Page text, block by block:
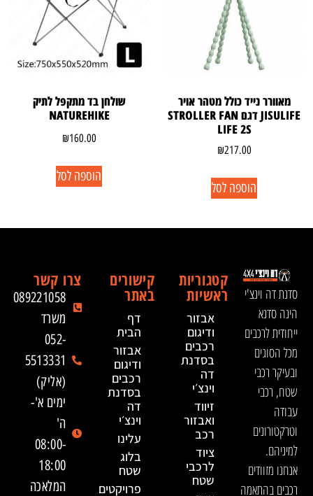
מאוורר נייד כולל מטהר אויר
JISULIFE דגם STROLLER FAN
LIFE 2S
₪217.00
הוספה לסל
שולחן בד מתקפל לתיק
NATUREHIKE
₪160.00
הוספה לסל
סדנת דה וינצ'י
הינה סדנא
ייחודית לרכבים
מכל הסוגים
ובעיקר רכבי
שטח, רכבי
עבודה
וטרקטורונים
למיניהם.
אנחנו מזוודים
רכבים בהתאמה
קטגוריות
ראשיות
אבזור
ודיגום
רכבים
בסדנת
דה
וינצ׳י
זיווד
ואבזור
רכב
ציוד
לרכבי
שטח
קישורים
באתר
דף
הבית
אבזור
ודיגום
רכבים
בסדנת
דה
וינצ׳י
עלינו
בלוג
שטח
פרויקטים
צרו קשר
089221058
משרד
052-
5513331
(אליק)
ימים א'-
ה'
08:00-
18:00
המלאכה